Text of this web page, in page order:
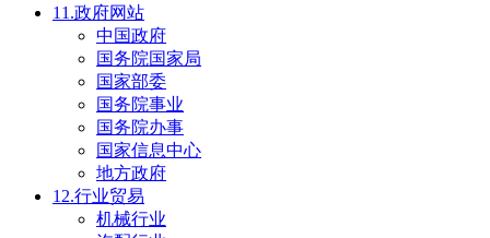
11.政府网站
中国政府
国务院国家局
国家部委
国务院事业
国务院办事
国家信息中心
地方政府
12.行业贸易
机械行业